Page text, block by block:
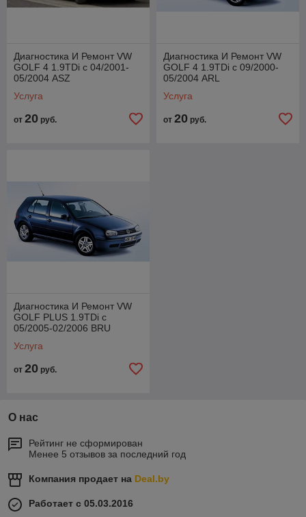
Диагностика И Ремонт VW
GOLF 4 1.9TDi с 04/2001-
05/2004 ASZ
Услуга
от 20 руб.
Диагностика И Ремонт VW
GOLF 4 1.9TDi с 09/2000-
05/2004 ARL
Услуга
от 20 руб.
Диагностика И Ремонт VW
GOLF PLUS 1.9TDi с
05/2005-02/2006 BRU
Услуга
от 20 руб.
О нас
Рейтинг не сформирован
Менее 5 отзывов за последний год
Компания продает на Deal.by
Работает с 05.03.2016